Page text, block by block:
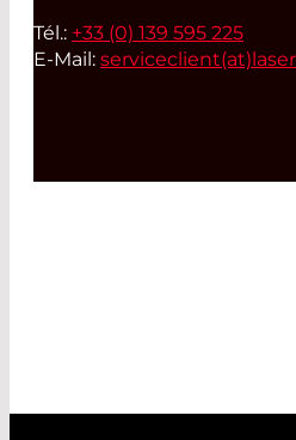
Tél.: +33 (0) 139 595 225
E-Mail: serviceclient(at)